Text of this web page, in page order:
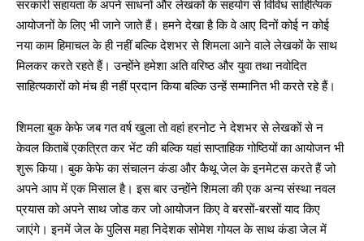
सरकारी सहायता के अपने साधनों और लेखकों के सहयोग से विविध साहित्यिक
आयोजनों के लिए भी जाने जाते हैं। हमने देखा है कि वे आए दिनों कोई न कोई
नया काम हिमाचल के ही नहीं बल्कि देशभर से शिमला आने वाले लेखकों के साथ
मिलकर करते रहते हैं। उन्होंने हमेशा अति वरिष्ठ और युवा तथा नवोदित
साहित्यकारों को मंच ही नहीं प्रदान किया बल्कि उन्हें सम्मानित भी करते रहे हैं।
शिमला बुक केफे जब गत वर्ष खुला तो वहां हरनोट ने देशभर से लेखकों से न
केवल किताबें एकत्रित कर भेंट की बल्कि यहां साप्ताहिक गोष्ठियों का आयोजन भी
शुरू किया। बुक केफे का संचालन कंडा और कैथू जेल के इनमेटस करते हैं जो
अपने आप में एक मिसाल है। इस बार उन्होंने शिमला की एक अन्य संस्था नवल
प्रयास को अपने साथ जोड कर जो आयोजन किए वे बरसों-बरसों याद किए
जाएंगे। इनमें जेल के पुलिस महा निदेशक सोमेश गोयल के साथ कंडा जेल में